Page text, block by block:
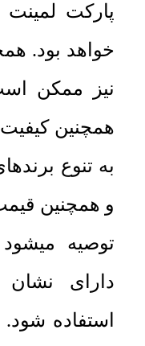
پارکت لمینت
خواهد بود.
نیز ممکن
همچنین
به تنوع
و همچنین
توصیه
دارای نشان
استفاده